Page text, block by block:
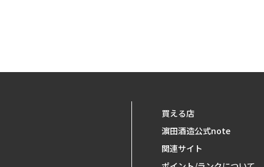
買える店
濵田酒造公式note
関連サイト